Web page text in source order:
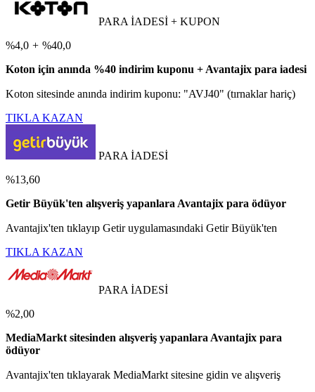
PARA İADESİ + KUPON
%4,0 + %40,0
Koton için anında %40 indirim kuponu + Avantajix para iadesi
Koton sitesinde anında indirim kuponu: "AVJ40" (tırnaklar hariç)
TIKLA KAZAN
PARA İADESİ
%13,60
Getir Büyük'ten alışveriş yapanlara Avantajix para ödüyor
Avantajix'ten tıklayıp Getir uygulamasındaki Getir Büyük'ten
TIKLA KAZAN
PARA İADESİ
%2,00
MediaMarkt sitesinden alışveriş yapanlara Avantajix para
ödüyor
Avantajix'ten tıklayarak MediaMarkt sitesine gidin ve alışveriş